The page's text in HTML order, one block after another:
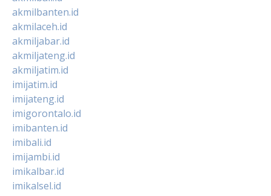
akmilbanten.id
akmilaceh.id
akmiljabar.id
akmiljateng.id
akmiljatim.id
imijatim.id
imijateng.id
imigorontalo.id
imibanten.id
imibali.id
imijambi.id
imikalbar.id
imikalsel.id